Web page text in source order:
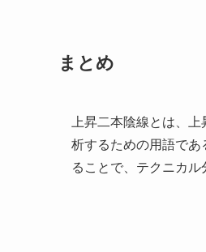
まとめ
上昇二本陰線とは、
析するための用語であ
ることで、テクニカル